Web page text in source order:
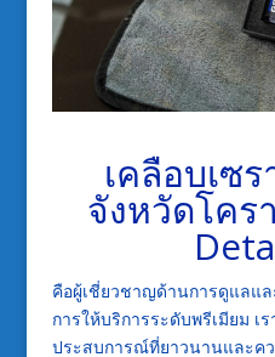
เคลือบเซ
จังหวัดโคร
คือผู้เชี่ยวชาญด้านการดูแลแ
การให้บริการระดับพรีเมียม เ
ประสบการณ์ที่ยาวนานและ